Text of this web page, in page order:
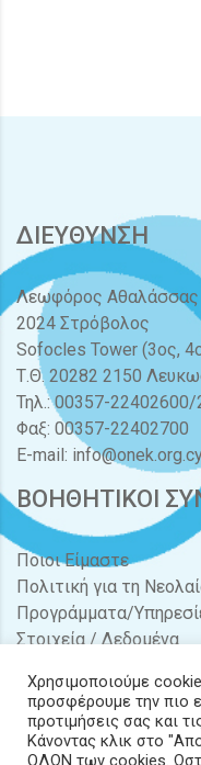
ΔΙΕΥΘΥΝΣΗ
Λεωφόρος Αθαλάσσας
2024 Στρόβολος
Sofocles Tower (3ος,
Τ.Θ. 20282 2150
Τηλ.: 00357-22402600/
Φαξ: 00357-22402700
E-mail:
ΒΟΗΘΗΤΙΚΟΙ
Ποιοι Είμαστε
Πολιτική για τη
Προγράμματα/
Στοιχεία / Δεδομένα
Νέα & Δράσεις
Έντυπα
Επικοινωνία
Χρησιμοποιούμε
προσφέρουμε την πιο
προτιμήσεις σας και
Κάνοντας κλικ στο
ΟΛΩΝ των cookies.